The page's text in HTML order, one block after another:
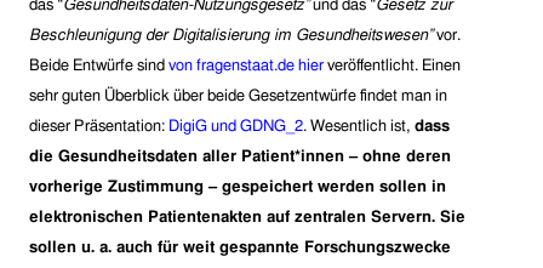
das “Gesundheitsdaten-Nutzungsgesetz”und das “Gesetz zur
Beschleunigung der Digitalisierung im Gesundheitswesen”vor.
Beide Entwürfe sind von fragenstaat.de hier veröffentlicht. Einen
sehr guten Überblick über beide Gesetzentwürfe findet man in
dieser Präsentation: DigiG und GDNG_2. Wesentlich ist, dass
die Gesundheitsdaten aller Patient*innen – ohne deren
vorherige Zustimmung – gespeichert werden sollen in
elektronischen Patientenakten auf zentralen Servern. Sie
sollen u. a. auch für weit gespannte Forschungszwecke